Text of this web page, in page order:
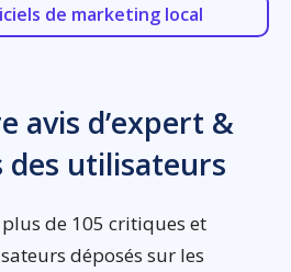
de marketing local
avis d’expert &
des utilisateurs
de 105 critiques et
déposés sur les